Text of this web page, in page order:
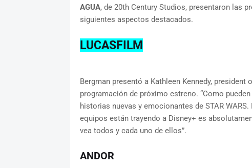
AGUA, de 20th Century Studios, presentaron las
siguientes aspectos destacados.
LUCASFILM
Bergman presentó a Kathleen Kennedy,
programación de próximo estreno. “Como
historias nuevas y emocionantes de STAR
equipos están trayendo a Disney+ es
vea todos y cada uno de ellos”.
ANDOR